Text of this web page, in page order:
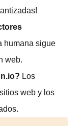
humana sigue
web.
Los
web y los